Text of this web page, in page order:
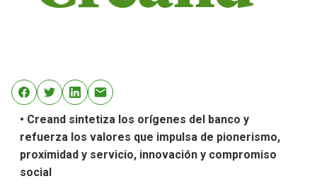
• Creand sintetiza los orígenes del banco y
refuerza los valores que impulsa de pionerismo,
proximidad y servicio, innovación y compromiso
social